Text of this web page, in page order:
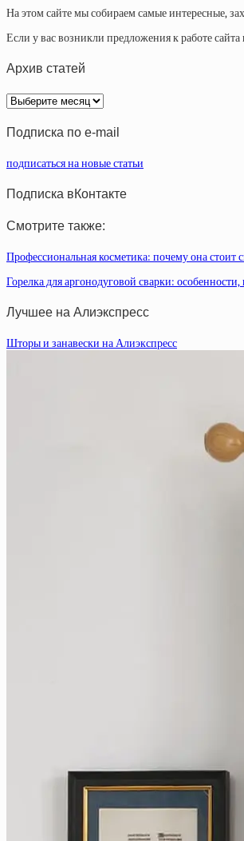
На этом сайте мы собираем самые интересные,
Если у вас возникли предложения к работе
Архив статей
Архив
статей
Подписка по e-mail
подписаться на новые статьи
Подписка вКонтакте
Смотрите также:
Профессиональная косметика: почему она стоит
Горелка для аргонодуговой сварки:
Лучшее на Алиэкспресс
Шторы и занавески на Алиэкспресс